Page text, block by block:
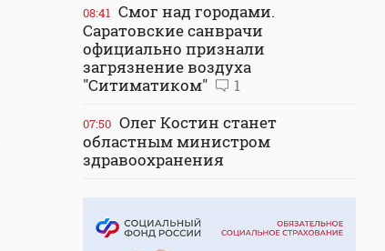
08:41 Смог над городами.
Саратовские санврачи
официально признали
загрязнение воздуха
"Ситиматиком"
1
07:50 Олег Костин станет
областным министром
здравоохранения